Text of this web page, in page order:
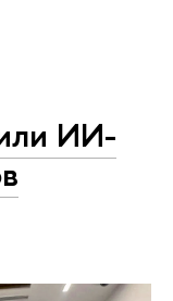
ИИ-